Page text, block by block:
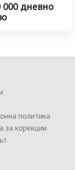
000 дневно
политика
за корекции